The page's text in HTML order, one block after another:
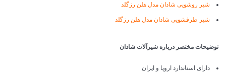
شیر روشویی شادان مدل هلن رزگلد
شیر ظرفشویی شادان مدل هلن رزگلد
توضیحات مختصر درباره شیرآلات شادان
دارای استاندارد اروپا و ایران